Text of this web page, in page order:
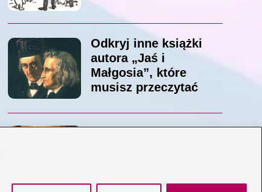
Odkryj inne książki
autora „Jaś i
Małgosia”, które
musisz przeczytać